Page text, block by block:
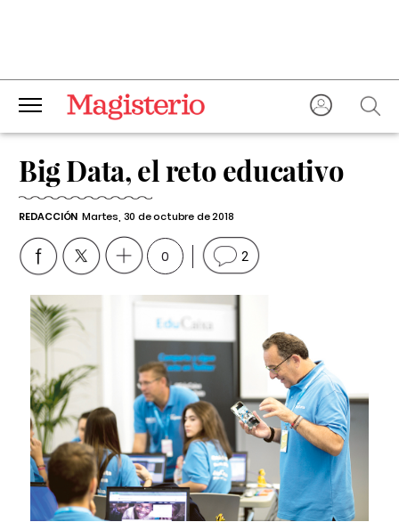
Big Data, el reto educativo
REDACCIÓN Martes, 30 de octubre de 2018
0 2